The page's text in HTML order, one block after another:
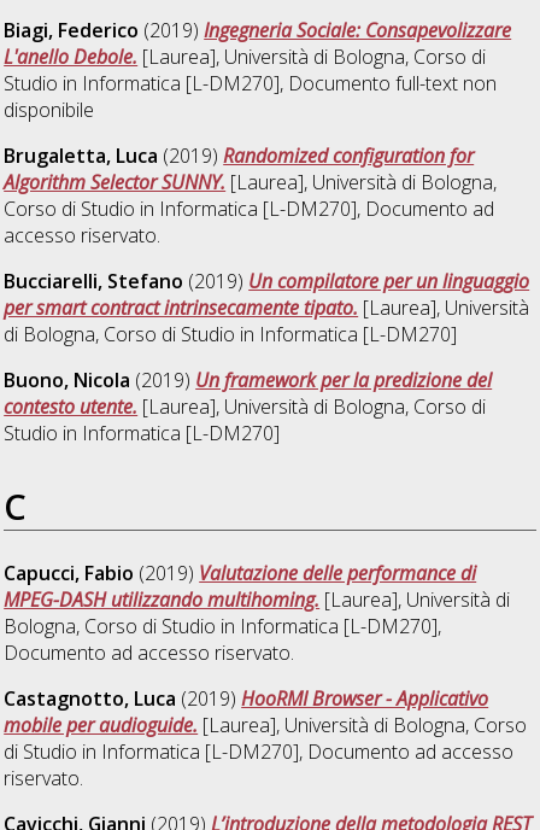
Biagi, Federico (2019)Ingegneria Sociale: Consapevolizzare
L'anello Debole. [Laurea], Università di Bologna, Corso di
Studio in Informatica [L-DM270], Documento full-text non
disponibile
Brugaletta, Luca (2019)Randomized configuration for
Algorithm Selector SUNNY. [Laurea], Università di Bologna,
Corso di Studio in Informatica [L-DM270], Documento ad
accesso riservato.
Bucciarelli, Stefano (2019) Un compilatore per un linguaggio
per smart contract intrinsecamente tipato. [Laurea], Università
di Bologna, Corso di Studio in Informatica [L-DM270]
Buono, Nicola (2019) Un framework per la predizione del
contesto utente. [Laurea], Università di Bologna, Corso di
Studio in Informatica [L-DM270]
C
Capucci, Fabio (2019) Valutazione delle performance di
MPEG-DASH utilizzando multihoming. [Laurea], Università di
Bologna, Corso di Studio in Informatica [L-DM270],
Documento ad accesso riservato.
Castagnotto, Luca (2019)HooRMI Browser - Applicativo
mobile per audioguide. [Laurea], Università di Bologna, Corso
di Studio in Informatica [L-DM270], Documento ad accesso
riservato.
Cavicchi, Gianni (2019) L’introduzione della metodologia REST